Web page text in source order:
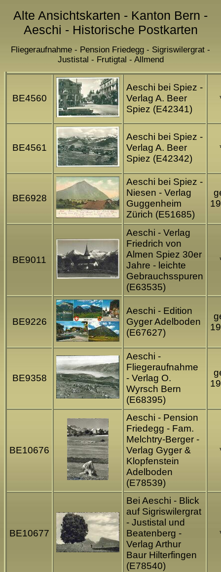
Alte Ansichtskarten - Kanton Bern -
Aeschi - Historische Postkarten
Fliegeraufnahme - Pension Friedegg - Sigriswilergrat -
Justistal - Frutigtal - Allmend
BE4560
Aeschi bei Spiez -
Verlag A. Beer
Spiez (E42341)
BE4561
Aeschi bei Spiez -
Verlag A. Beer
Spiez (E42342)
BE6928
Aeschi bei Spiez -
Niesen - Verlag
Guggenheim
Zürich (E51685)
BE9011
Aeschi - Verlag
Friedrich von
Almen Spiez 30er
Jahre - leichte
Gebrauchsspuren
(E63535)
BE9226
Aeschi - Edition
Gyger Adelboden
(E67627)
BE9358
Aeschi -
Fliegeraufnahme
- Verlag O.
Wyrsch Bern
(E68395)
BE10676
Aeschi - Pension
Friedegg - Fam.
Melchtry-Berger -
Verlag Gyger &
Klopfenstein
Adelboden
(E78539)
BE10677
Bei Aeschi - Blick
auf Sigriswilergrat
- Justistal und
Beatenberg -
Verlag Arthur
Baur Hilterfingen
(E78540)